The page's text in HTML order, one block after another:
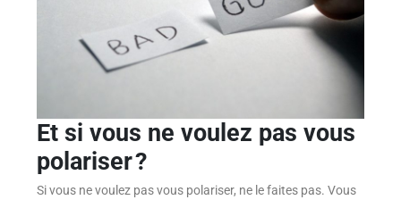
Et si vous ne voulez pas vous
polariser ?
Si vous ne voulez pas vous polariser, ne le faites pas. Vous